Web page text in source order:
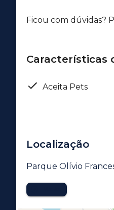
Ficou com dúvidas?
Características
Aceita Pets
Localização
Parque Olívio